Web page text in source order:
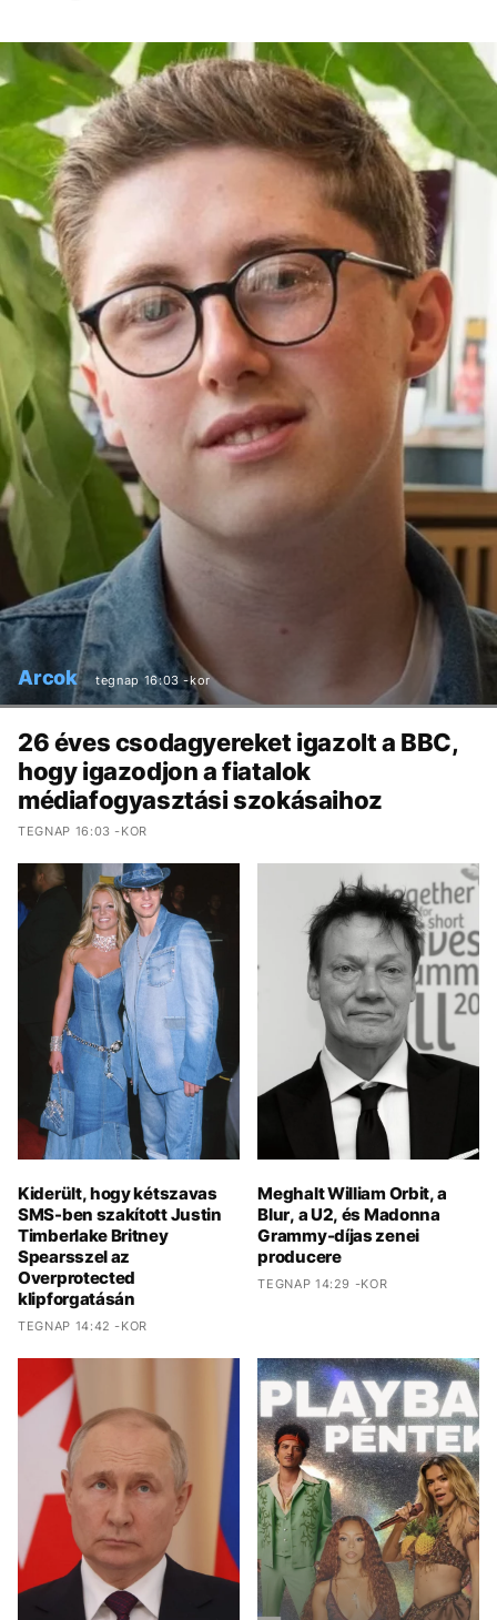
Arcok tegnap 16:03 -kor
26 éves csodagyereket igazolt a BBC,
hogy igazodjon a fiatalok
médiafogyasztási szokásaihoz
TEGNAP 16:03 -KOR
Kiderült, hogy kétszavas
SMS-ben szakított Justin
Timberlake Britney
Spearsszel az
Overprotected
klipforgatásán
TEGNAP 14:42 -KOR
Meghalt William Orbit, a
Blur, a U2, és Madonna
Grammy-díjas zenei
producere
TEGNAP 14:29 -KOR